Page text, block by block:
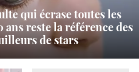
qui écrase toutes les
ans reste la référence des
de stars